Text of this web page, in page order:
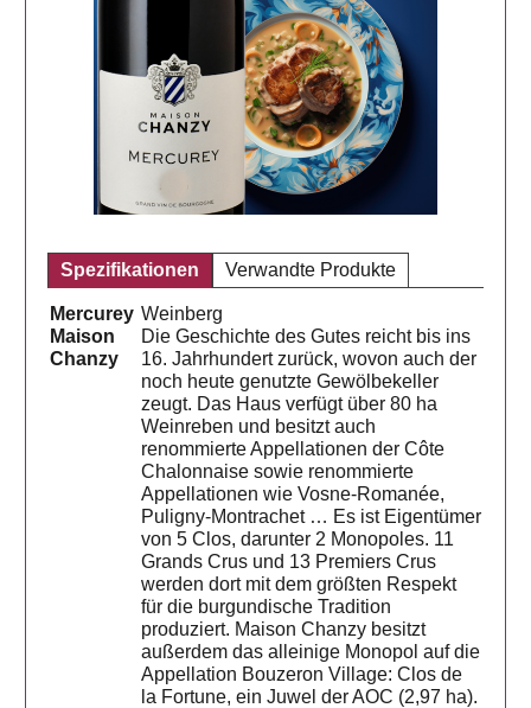
Spezifikationen Verwandte Produkte
Mercurey
Maison
Chanzy
Weinberg
Die Geschichte des Gutes reicht bis ins
16. Jahrhundert zurück, wovon auch der
noch heute genutzte Gewölbekeller
zeugt. Das Haus verfügt über 80 ha
Weinreben und besitzt auch
renommierte Appellationen der Côte
Chalonnaise sowie renommierte
Appellationen wie Vosne-Romanée,
Puligny-Montrachet … Es ist Eigentümer
von 5 Clos, darunter 2 Monopoles. 11
Grands Crus und 13 Premiers Crus
werden dort mit dem größten Respekt
für die burgundische Tradition
produziert. Maison Chanzy besitzt
außerdem das alleinige Monopol auf die
Appellation Bouzeron Village: Clos de
la Fortune, ein Juwel der AOC (2,97 ha).